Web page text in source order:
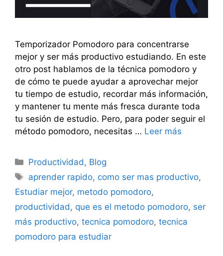
Temporizador Pomodoro para concentrarse
mejor y ser más productivo estudiando. En este
otro post hablamos de la técnica pomodoro y
de cómo te puede ayudar a aprovechar mejor
tu tiempo de estudio, recordar más información,
y mantener tu mente más fresca durante toda
tu sesión de estudio. Pero, para poder seguir el
método pomodoro, necesitas … Leer más
Categorías
Productividad, Blog
Etiquetas
aprender rapido, como ser mas productivo,
Estudiar mejor, metodo pomodoro,
productividad, que es el metodo pomodoro, ser
más productivo, tecnica pomodoro, tecnica
pomodoro para estudiar